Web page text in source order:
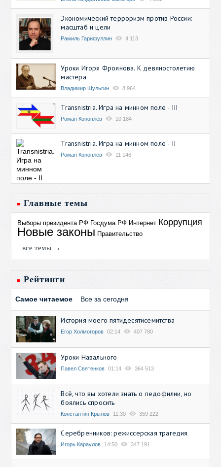
Экономический терроризм против России:
масштаб и цели
Рамиль Гарифуллин 4 113
Уроки Игоря Фроянова. К девяностолетию
мастера
Владимир Шульгин 8 964
Transnistria. Игра на минном поле - III
Роман Коноплев 10 184
Transnistria. Игра на минном поле - II
Роман Коноплев 11 146
Главные темы
Выборы президента РФ Госдума РФ Интернет Коррупция
Новые законы Правительство
все темы →
Рейтинги
Самое читаемое Все за сегодня
История моего пятидесятисемитства
Егор Холмогоров 02:14 407 780
Уроки Навального
Павел Святенков 01:14 364 513
Всё, что вы хотели знать о педофилии, но
боялись спросить
Константин Крылов 11:30 359 222
Серебренников: режиссерская трагедия
Игорь Караулов 14:50 347 191